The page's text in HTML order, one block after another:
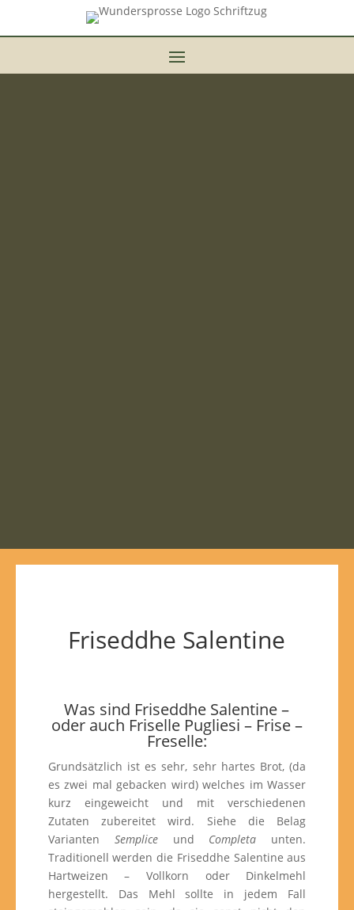
Friseddhe Salentine
Was sind Friseddhe Salentine –
oder auch Friselle Pugliesi – Frise –
Freselle:
Grundsätzlich ist es sehr, sehr hartes Brot, (da
es zwei mal gebacken wird) welches im Wasser
kurz eingeweicht und mit verschiedenen
Zutaten zubereitet wird. Siehe die Belag
Varianten Sempliceund Completa unten.
Traditionell werden die Friseddhe Salentine aus
Hartweizen – Vollkorn oder Dinkelmehl
hergestellt. Das Mehl sollte in jedem Fall